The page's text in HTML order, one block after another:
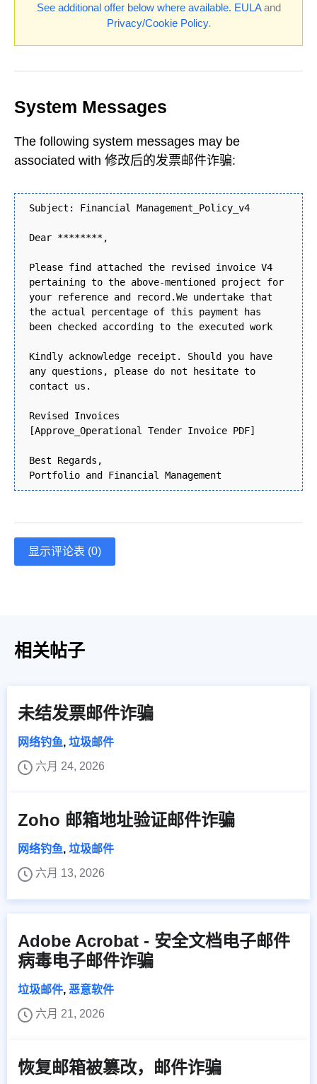
See additional offer below where available. EULAand
Privacy/Cookie Policy.
System Messages
The following system messages may be
associated with 修改后的发票邮件诈骗:
Subject: Financial Management_Policy_v4
Dear ********,
Please find attached the revised invoice V4
pertaining to the above-mentioned project for
your reference and record.We undertake that
the actual percentage of this payment has
been checked according to the executed work
Kindly acknowledge receipt. Should you have
any questions, please do not hesitate to
contact us.
Revised Invoices
[Approve_Operational Tender Invoice PDF]
Best Regards,
Portfolio and Financial Management
显示评论表 (0)
相关帖子
未结发票邮件诈骗
网络钓鱼, 垃圾邮件
六月 24, 2026
Zoho 邮箱地址验证邮件诈骗
网络钓鱼, 垃圾邮件
六月 13, 2026
Adobe Acrobat - 安全文档电子邮件
病毒电子邮件诈骗
垃圾邮件, 恶意软件
六月 21, 2026
恢复邮箱被篡改，邮件诈骗